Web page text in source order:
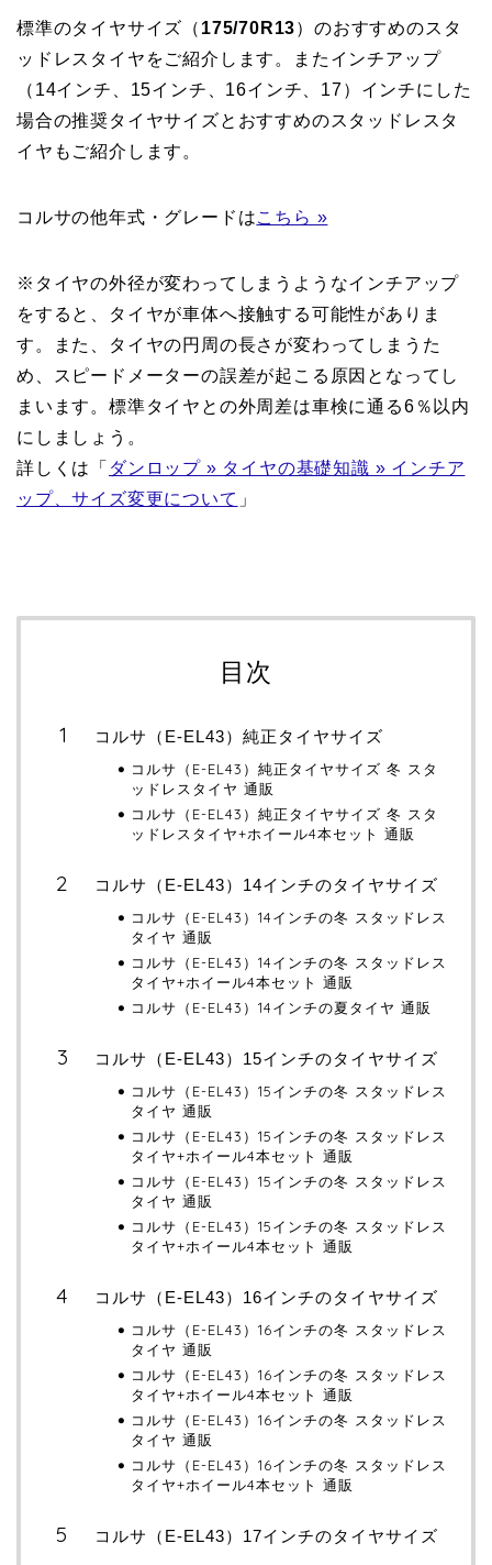
標準のタイヤサイズ（ 175/70R13）のおすすめのスタ
ッドレスタイヤをご紹介します。またインチアップ
（14インチ、15インチ、16インチ、17）インチにした
場合の推奨タイヤサイズとおすすめのスタッドレスタ
イヤもご紹介します。
コルサの他年式・グレードはこちら »
※タイヤの外径が変わってしまうようなインチアップ
をすると、タイヤが車体へ接触する可能性がありま
す。また、タイヤの円周の長さが変わってしまうた
め、スピードメーターの誤差が起こる原因となってし
まいます。標準タイヤとの外周差は車検に通る6％以内
にしましょう。
詳しくは「 ダンロップ » タイヤの基礎知識 » インチア
ップ、サイズ変更について 」
目次
コルサ（E-EL43）純正タイヤサイズ
コルサ（E-EL43）純正タイヤサイズ 冬 スタ
ッドレスタイヤ 通販
コルサ（E-EL43）純正タイヤサイズ 冬 スタ
ッドレスタイヤ+ホイール4本セット 通販
コルサ（E-EL43）14インチのタイヤサイズ
コルサ（E-EL43）14インチの冬 スタッドレス
タイヤ 通販
コルサ（E-EL43）14インチの冬 スタッドレス
タイヤ+ホイール4本セット 通販
コルサ（E-EL43）14インチの夏タイヤ 通販
コルサ（E-EL43）15インチのタイヤサイズ
コルサ（E-EL43）15インチの冬 スタッドレス
タイヤ 通販
コルサ（E-EL43）15インチの冬 スタッドレス
タイヤ+ホイール4本セット 通販
コルサ（E-EL43）15インチの冬 スタッドレス
タイヤ 通販
コルサ（E-EL43）15インチの冬 スタッドレス
タイヤ+ホイール4本セット 通販
コルサ（E-EL43）16インチのタイヤサイズ
コルサ（E-EL43）16インチの冬 スタッドレス
タイヤ 通販
コルサ（E-EL43）16インチの冬 スタッドレス
タイヤ+ホイール4本セット 通販
コルサ（E-EL43）16インチの冬 スタッドレス
タイヤ 通販
コルサ（E-EL43）16インチの冬 スタッドレス
タイヤ+ホイール4本セット 通販
コルサ（E-EL43）17インチのタイヤサイズ